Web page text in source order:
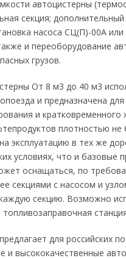
автоцистерны
секция;
насоса СЦ(П)-00А
и переоборудование
грузов.
От 8 м3 до 40 м3
и предназначена для
и кратковременного
плотностью не
эксплуатацию в тех же
условиях, что и базовые
оснащаться, по
секциями с насосом и
секцию. Возможно
для российских
и высококачественные